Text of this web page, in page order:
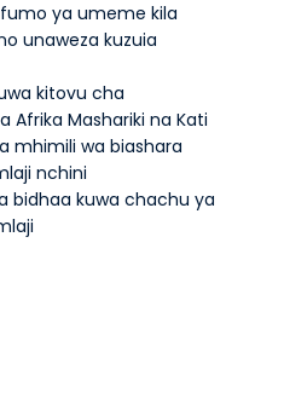
ya umeme kila
unaweza kuzuia
kitovu cha
Mashariki na Kati
mhimili wa biashara
nchini
bidhaa kuwa chachu ya